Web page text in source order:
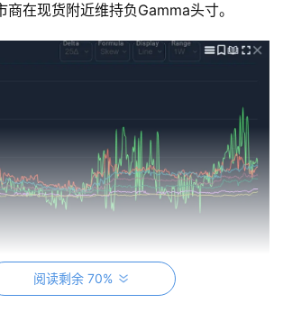
商在现货附近维持负Gamma头寸。
阅读剩余 70%